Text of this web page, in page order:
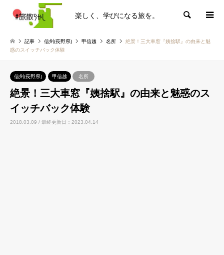
楽しく、学びになる旅を。 検索
記事 信州(長野県) 甲信越 名所
絶景！三大車窓『姨捨駅』の由来と魅
惑のスイッチバック体験
信州(長野県) 甲信越 名所
絶景！三大車窓『姨捨駅』の由来と魅惑のス
イッチバック体験
2018.03.09 / 最終更新日：2023.04.14